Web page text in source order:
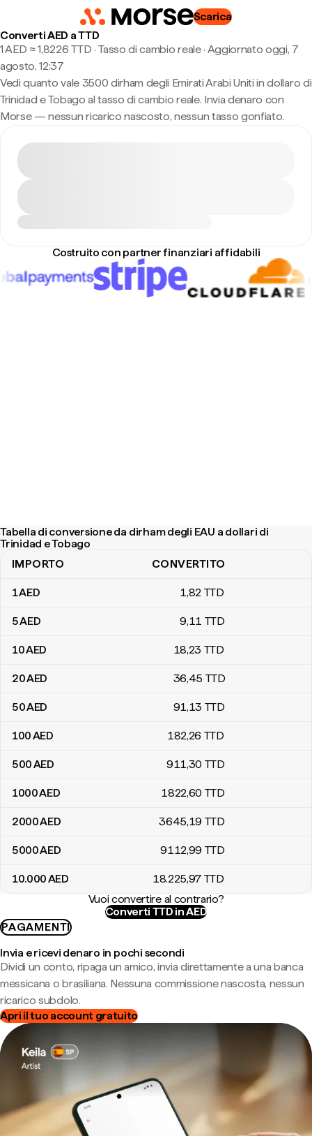
Scarica
Converti AED a TTD
1 AED ≈ 1,8226 TTD · Tasso di cambio reale· Aggiornato oggi, 7
agosto, 12:37
Vedi quanto vale 3500 dirham degli Emirati Arabi Uniti in dollaro di
Trinidad e Tobago al tasso di cambio reale. Invia denaro con
Morse — nessun ricarico nascosto, nessun tasso gonfiato.
Costruito con partner finanziari affidabili
Tabella di conversione da dirham degli EAU a dollari di
Trinidad e Tobago
Tabella di conversione da dirham degli EAU a dollari di Trinidad e
IMPORTO CONVERTITO
1AED 1,82 TTD
5AED 9,11 TTD
10AED 18,23 TTD
20AED 36,45 TTD
50AED 91,13 TTD
100AED 182,26 TTD
500AED 911,30 TTD
1000AED 1822,60 TTD
2000AED 3645,19 TTD
5000AED 9112,99 TTD
10.000AED 18.225,97 TTD
Vuoi convertire al contrario?
Converti TTD in AED
PAGAMENTI
Invia e ricevi denaro in pochi secondi
Dividi un conto, ripaga un amico, invia direttamente a una banca
messicana o brasiliana. Nessuna commissione nascosta, nessun
ricarico subdolo.
Apri il tuo account gratuito